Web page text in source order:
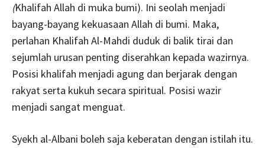
(Khalifah Allah di muka bumi). Ini seolah menjadi
bayang-bayang kekuasaan Allah di bumi. Maka,
perlahan Khalifah Al-Mahdi duduk di balik tirai dan
sejumlah urusan penting diserahkan kepada wazirnya.
Posisi khalifah menjadi agung dan berjarak dengan
rakyat serta kukuh secara spiritual. Posisi wazir
menjadi sangat menguat.
Syekh al-Albani boleh saja keberatan dengan istilah itu.